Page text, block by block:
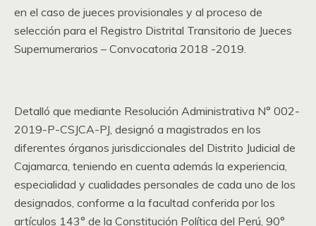
en el caso de jueces provisionales y al proceso de
selección para el Registro Distrital Transitorio de Jueces
Supernumerarios – Convocatoria 2018 -2019.
Detalló que mediante Resolución Administrativa N° 002-
2019-P-CSJCA-PJ, designó a magistrados en los
diferentes órganos jurisdiccionales del Distrito Judicial de
Cajamarca, teniendo en cuenta además la experiencia,
especialidad y cualidades personales de cada uno de los
designados, conforme a la facultad conferida por los
artículos 143° de la Constitución Política del Perú, 90°